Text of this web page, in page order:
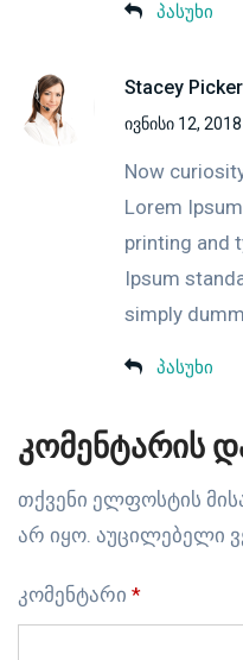
პასუხი
Stacey
ივნისი 12,
Now
Lorem
printing and
Ipsum
simply
პასუხი
კომენტარის
თქვენი ელფოსტის
არ იყო. აუცილებელი
კომენტარი *